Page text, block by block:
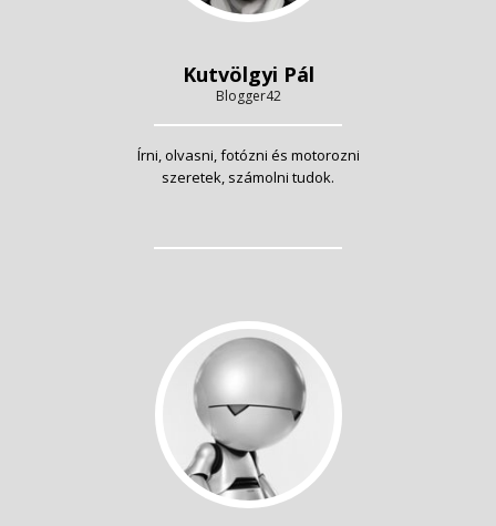
Kutvölgyi Pál
Blogger42
Írni, olvasni, fotózni és motorozni
szeretek, számolni tudok.